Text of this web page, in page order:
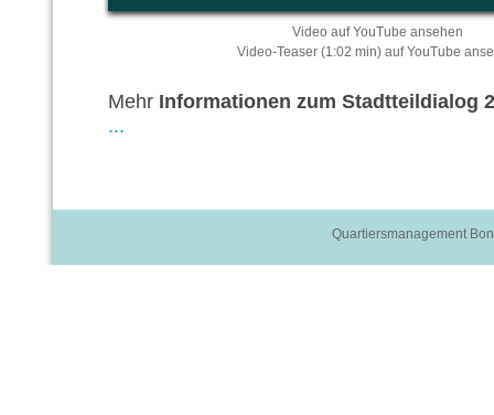
Video auf YouTube ansehen
Video-Teaser (1:02 min) auf YouTube
Mehr Informationen zum Stadtteildialog
...
Quartiersmanagement